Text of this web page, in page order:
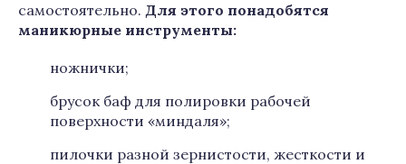
самостоятельно. Для этого понадобятся
маникюрные инструменты:
ножнички;
брусок баф для полировки рабочей
поверхности «миндаля»;
пилочки разной зернистости, жесткости и